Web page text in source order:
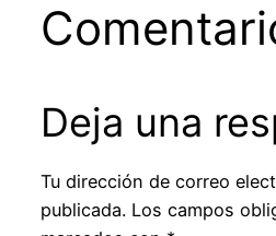
Deja una
Tu dirección de correo
publicada. Los campos